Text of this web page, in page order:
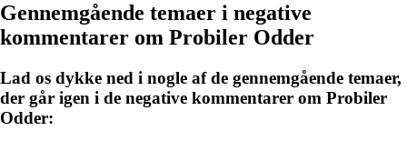
Gennemgående temaer i negative
kommentarer om Probiler Odder
Lad os dykke ned i nogle af de gennemgående temaer,
der går igen i de negative kommentarer om Probiler
Odder: